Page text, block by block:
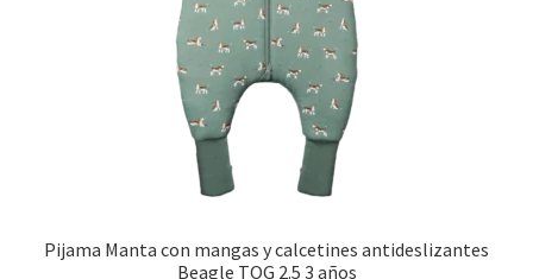
Pijama Manta con mangas y calcetines antideslizantes
Beagle TOG 2.5 3 años